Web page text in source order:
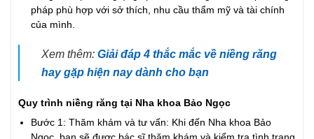
pháp phù hợp với sở thích, nhu cầu thẩm mỹ và tài chính
của mình.
Xem thêm: Giải đáp 4 thắc mắc về niềng răng
hay gặp hiện nay dành cho bạn
Quy trình niềng răng tại Nha khoa Bảo Ngọc
Bước 1: Thăm khám và tư vấn: Khi đến Nha khoa Bảo